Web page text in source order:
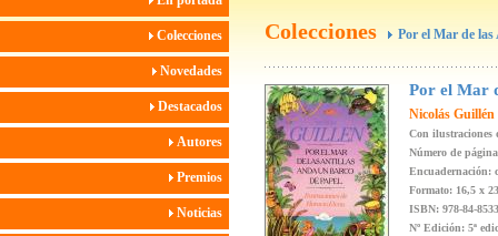
Colecciones
Novedades
Destacados
Autores
Premios
Noticias
Colecciones Por el Mar de
Por el Mar
Nicolás Guillén
Con ilustraciones
Número de
Encuadernación:
Formato: 16,5 x
ISBN: 978-84-
Nº Edición: 5ª